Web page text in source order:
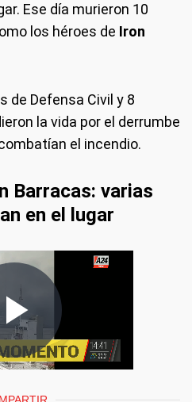
Ese día murieron 10
los héroes de Iron
de Defensa Civil y 8
la vida por el derrumbe
el incendio.
Barracas: varias
en el lugar